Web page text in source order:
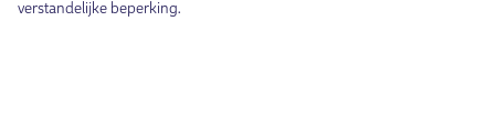
verstandelijke beperking.